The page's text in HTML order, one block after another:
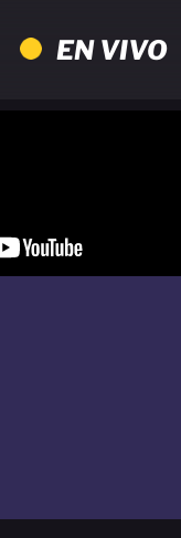
EN VIVO